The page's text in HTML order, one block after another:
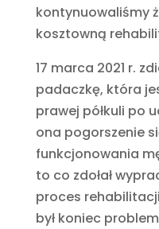
kontynuowaliśmy
kosztowną
17 marca 2021 r.
padaczkę, która
prawej półkuli po
ona pogorszenie
funkcjonowania
to co zdołał
proces
był koniec